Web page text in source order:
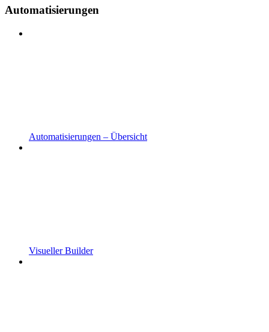
Automatisierungen
Automatisierungen – Übersicht
Visueller Builder